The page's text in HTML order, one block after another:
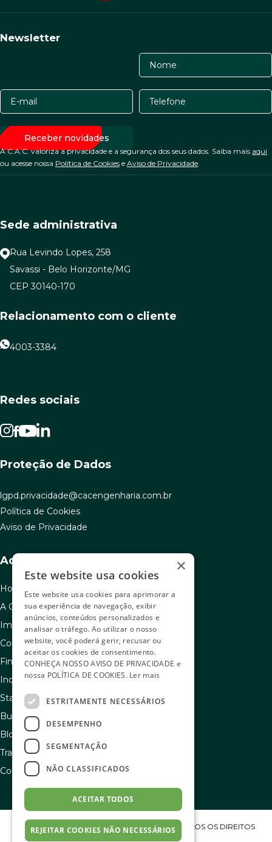
Newsletter
A C.A.C. valoriza a privacidade e a segurança dos seus dados. Saiba mais aqui
ou acesse nossa Política de Cookies e Aviso de Privacidade
Sede administrativa
Rua Levindo Lopes, 258
Savassi - Belo Horizonte/MG
CEP 30140-170
Relacionamento com o cliente
4003-3384
Redes sociais
Proteção de Dados
lgpd.privacidade@cacengenharia.com.br
Política de Cookies
Aviso de Privacidade
Acesso rápido
Home
A C.A.C
Imóveis à venda
Como usar seu FGTS
Financiamento
Indique e ganhe
Stand de vendas
Buscador de sonhos
Blog
Transparência e igualdade salarial
Contato
COPYRIGHT C.A.C ENGENHARIA S/A 2023 – TODOS OS DIREITOS
×
Este website usa cookies
Este website usa cookies para aprimorar a
sua experiência de navegação, exibir
anúncios, conteúdos personalizados e
analisar o tráfego. Ao utilizar o nosso
website, você poderá gerir, recusar ou
aceitar os cookies de consentimento.
CONHEÇA NOSSOAVISO DE PRIVACIDADE e
nossa POLÍTICA DE COOKIES. Ler mais
ESTRITAMENTE NECESSÁRIOS
DESEMPENHO
SEGMENTAÇÃO
NÃO CLASSIFICADOS
ACEITAR TODOS
REJEITAR COOKIES NÃO NECESSÁRIOS